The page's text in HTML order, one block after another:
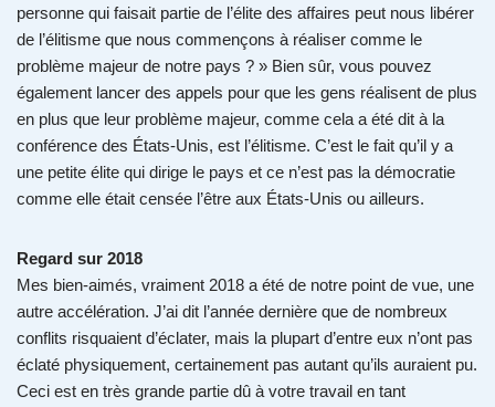
personne qui faisait partie de l’élite des affaires peut nous libérer
de l’élitisme que nous commençons à réaliser comme le
problème majeur de notre pays ? » Bien sûr, vous pouvez
également lancer des appels pour que les gens réalisent de plus
en plus que leur problème majeur, comme cela a été dit à la
conférence des États-Unis, est l’élitisme. C’est le fait qu’il y a
une petite élite qui dirige le pays et ce n’est pas la démocratie
comme elle était censée l’être aux États-Unis ou ailleurs.
Regard sur 2018
Mes bien-aimés, vraiment 2018 a été de notre point de vue, une
autre accélération. J’ai dit l’année dernière que de nombreux
conflits risquaient d’éclater, mais la plupart d’entre eux n’ont pas
éclaté physiquement, certainement pas autant qu’ils auraient pu.
Ceci est en très grande partie dû à votre travail en tant